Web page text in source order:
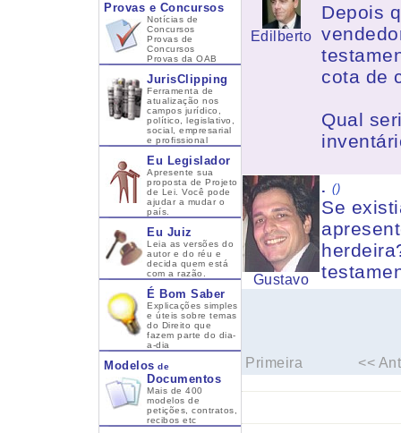
Provas e Concursos
Notícias de
Concursos
Provas de
Concursos
Provas da OAB
JurisClipping
Ferramenta de
atualização nos
campos jurídico,
político, legislativo,
social, empresarial
e profissional
Eu Legislador
Apresente sua
proposta de Projeto
de Lei. Você pode
ajudar a mudar o
país.
Eu Juiz
Leia as versões do
autor e do réu e
decida quem está
com a razão.
É Bom Saber
Explicações simples
e úteis sobre temas
do Direito que
fazem parte do dia-
a-dia
Modelos de
Documentos
Mais de 400
modelos de
petições, contratos,
recibos etc
Edilberto
Depois
cota de
Qual
Gustavo
. ()
Se
Primeira <<